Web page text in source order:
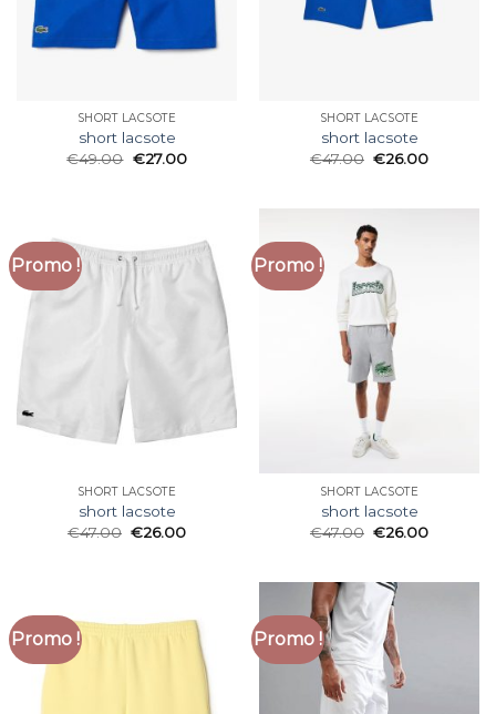
SHORT LACSOTE
short lacsote
€49.00 €27.00
SHORT LACSOTE
short lacsote
€47.00 €26.00
Promo !
SHORT LACSOTE
short lacsote
€47.00 €26.00
Promo !
SHORT LACSOTE
short lacsote
€47.00 €26.00
Promo ! Promo !